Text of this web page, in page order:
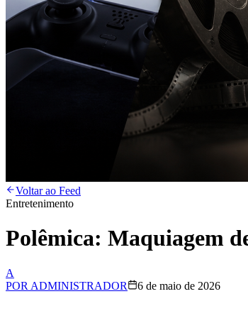
Voltar ao Feed
Entretenimento
Polêmica: Maquiagem
A
POR ADMINISTRADOR 6 de maio de 2026